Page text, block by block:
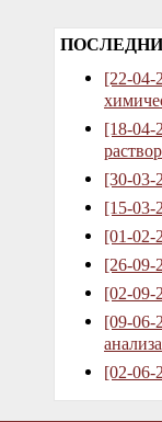
[22-04-
[18-04-
[30-
[15-
[01-02-
[26-09-
[02-09-
[09-06-
[02-06-